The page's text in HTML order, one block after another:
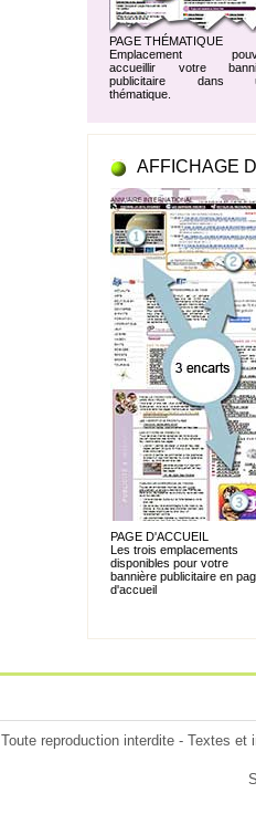
PAGE THÉMATIQUE
Emplacement
accueillir votre
publicitaire dans
thématique.
AFFICHAGE
PAGE D'ACCUEIL
Les trois emplacements
disponibles pour votre
bannière publicitaire en
d'accueil
Toute reproduction interdite - Textes